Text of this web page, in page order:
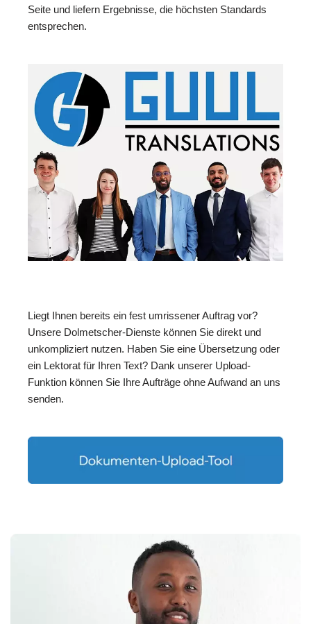
Seite und liefern Ergebnisse, die höchsten Standards
entsprechen.
Liegt Ihnen bereits ein fest umrissener Auftrag vor?
Unsere Dolmetscher-Dienste können Sie direkt und
unkompliziert nutzen. Haben Sie eine Übersetzung oder
ein Lektorat für Ihren Text? Dank unserer Upload-
Funktion können Sie Ihre Aufträge ohne Aufwand an uns
senden.